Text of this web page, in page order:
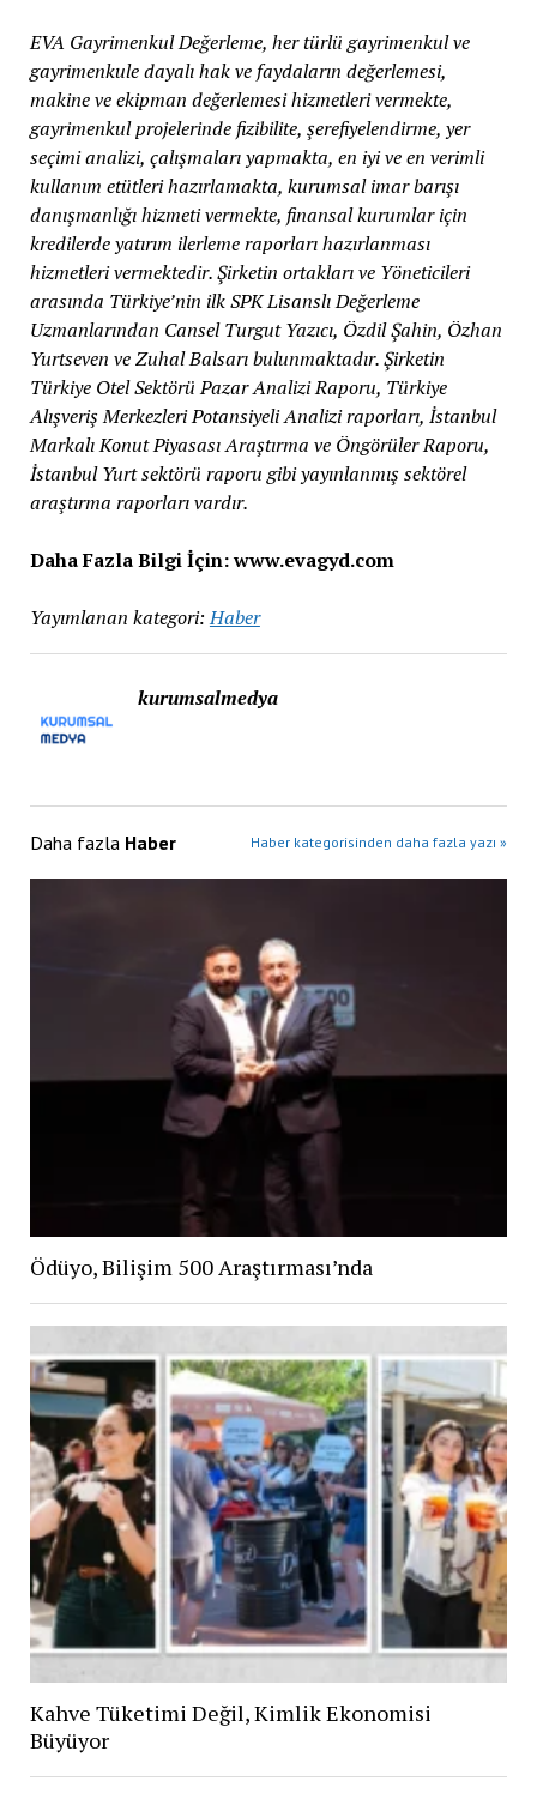
EVA Gayrimenkul Değerleme, her türlü gayrimenkul ve
gayrimenkule dayalı hak ve faydaların değerlemesi,
makine ve ekipman değerlemesi hizmetleri vermekte,
gayrimenkul projelerinde fizibilite, şerefiyelendirme, yer
seçimi analizi, çalışmaları yapmakta, en iyi ve en verimli
kullanım etütleri hazırlamakta, kurumsal imar barışı
danışmanlığı hizmeti vermekte, finansal kurumlar için
kredilerde yatırım ilerleme raporları hazırlanması
hizmetleri vermektedir. Şirketin ortakları ve Yöneticileri
arasında Türkiye’nin ilk SPK Lisanslı Değerleme
Uzmanlarından Cansel Turgut Yazıcı, Özdil Şahin, Özhan
Yurtseven ve Zuhal Balsarı bulunmaktadır. Şirketin
Türkiye Otel Sektörü Pazar Analizi Raporu, Türkiye
Alışveriş Merkezleri Potansiyeli Analizi raporları, İstanbul
Markalı Konut Piyasası Araştırma ve Öngörüler Raporu,
İstanbul Yurt sektörü raporu gibi yayınlanmış sektörel
araştırma raporları vardır.
Daha Fazla Bilgi İçin: www.evagyd.com
Yayımlanan kategori: Haber
kurumsalmedya
Daha fazla Haber Haber kategorisinden daha fazla yazı »
Ödüyo, Bilişim 500 Araştırması’nda
Kahve Tüketimi Değil, Kimlik Ekonomisi
Büyüyor